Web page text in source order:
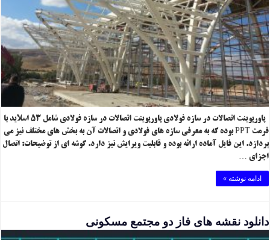
پاورپوینت اتصالات در سازه فولادی پاورپوینت اتصالات در سازه فولادی شامل ۵۳ اسلاید با
فرمت PPT بوده که به معرفی سازه های فولادی و اتصالات آن به بخش های مختلف نیز می
پردازد. این فایل آماده ارائه بوده و قابلیت ویرایش نیز دارد. گوشه ای از توضیحات: اتصال
اجزای …
ادامه نوشته »
دانلود نقشه های فاز دو مجتمع مسکونی